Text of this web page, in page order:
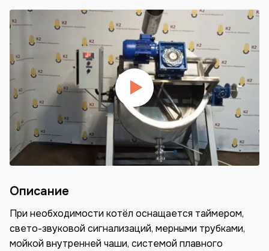
Описание
При необходимости котёл оснащается таймером,
свето-звуковой сигнализаций, мерными трубками,
мойкой внутренней чаши, системой плавного